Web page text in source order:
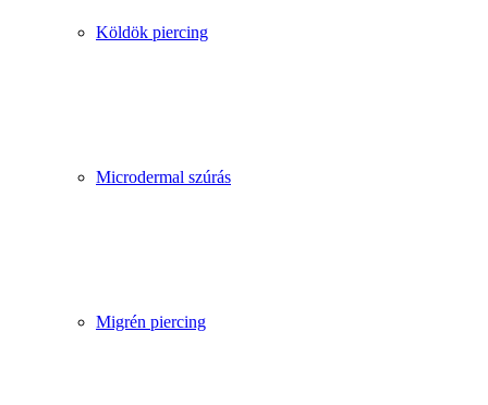
Köldök piercing
Microdermal szúrás
Migrén piercing